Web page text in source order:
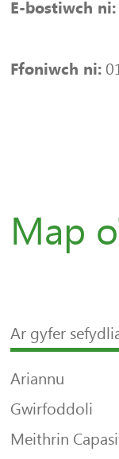
E-bostiwch ni:
Ffoniwch ni:
Map
Ar gyfer
Ariannu
Gwirfoddoli
Meithrin